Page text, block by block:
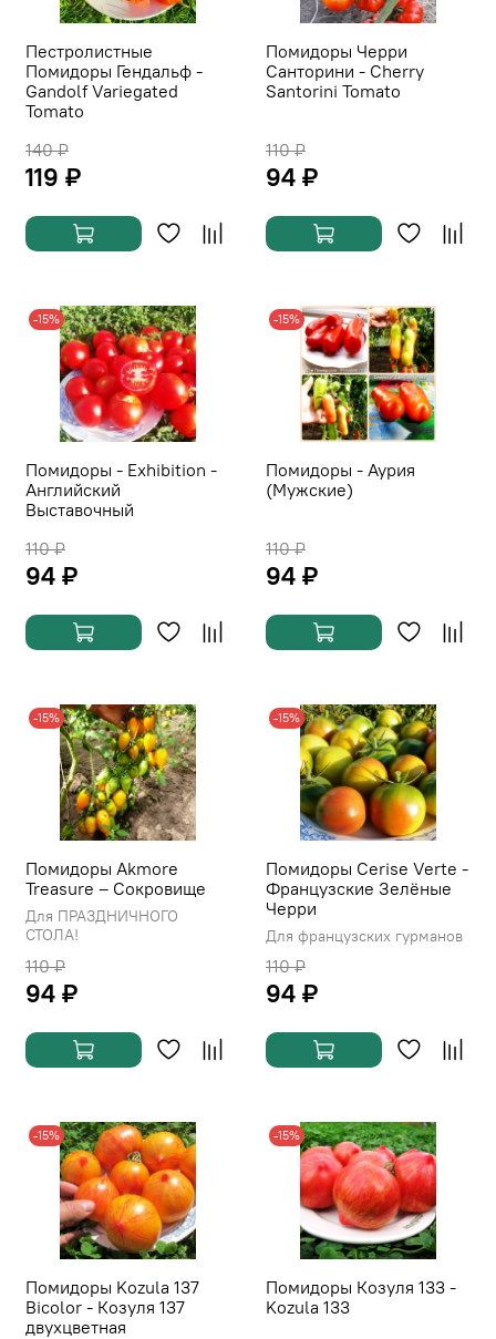
Пестролистные
Помидоры Гендальф -
Gandolf Variegated
Tomato
140 ₽
119 ₽
Помидоры Черри
Санторини - Cherry
Santorini Tomato
110 ₽
94 ₽
-15%
Помидоры - Exhibition -
Английский
Выставочный
110 ₽
94 ₽
-15%
Помидоры - Аурия
(Мужские)
110 ₽
94 ₽
-15%
Помидоры Akmore
Treasure – Сокровище
Для ПРАЗДНИЧНОГО
СТОЛА!
110 ₽
94 ₽
-15%
Помидоры Cerise Verte -
Французские Зелёные
Черри
Для французских гурманов
110 ₽
94 ₽
-15%
Помидоры Kozula 137
Bicolor - Козуля 137
двухцветная
-15%
Помидоры Козуля 133 -
Kozula 133